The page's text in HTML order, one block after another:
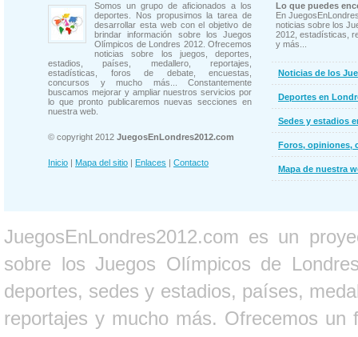
Somos un grupo de aficionados a los
deportes. Nos propusimos la tarea de
desarrollar esta web con el objetivo de
brindar información sobre los Juegos
Olímpicos de Londres 2012. Ofrecemos
noticias sobre los juegos, deportes,
estadios, países, medallero, reportajes,
estadísticas, foros de debate, encuestas,
concursos y mucho más... Constantemente
buscamos mejorar y ampliar nuestros servicios por
lo que pronto publicaremos nuevas secciones en
nuestra web.
© copyright 2012 JuegosEnLondres2012.com
Inicio | Mapa del sitio | Enlaces | Contacto
Lo que puedes
En
noticias sobre los
2012, estadísticas,
y más...
Noticias de los
Deportes en
Sedes y estadios
Foros, opiniones,
Mapa de nuestra
JuegosEnLondres2012.com es un
sobre los Juegos Olímpicos de
deportes, sedes y estadios, países,
reportajes y mucho más. Ofrecemos un